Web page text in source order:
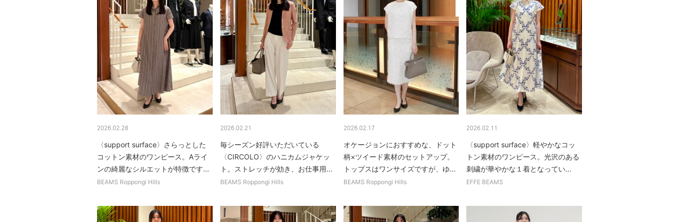
2026.02.28
〈support surface〉さらっとした
コットン素材のワンピース。Aライ
ンの綺麗なシルエットが特徴です...
BEAMS Roppongi Hills
2026.02.21
毎シーズン好評いただいている
〈CIRCOLO〉のハニカムジャケッ
ト。ストレッチが効き、お仕事用...
BEAMS Roppongi Hills
2026.02.17
オケージョンにおすすめな、ドット
柄×ツイード素材のセットアップ。
トップスはワンサイズですが、ゆ...
BEAMS Roppongi Hills
2026.02.11
〈support surface〉軽やかなコッ
トン素材のワンピース。光沢のある
刺繍が華やかな１着となってい...
EFFE BEAMS